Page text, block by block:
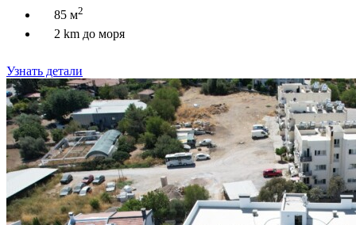
85 м2
2 km до моря
Узнать детали